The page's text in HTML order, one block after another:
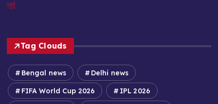
जुर्म
Tag Clouds
Bengal news Delhi news
FIFA World Cup 2026 IPL 2026